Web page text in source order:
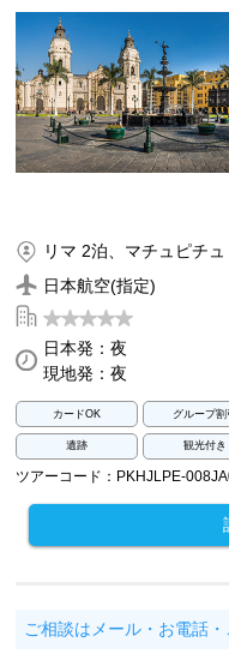
リマ 2泊、マチュピチ
日本航空(指定)
日本発：夜
現地発：夜
カードOK グループ割
遺跡 観光付き
ツアーコード：PKHJLPE-
ご相談はメール・お電話